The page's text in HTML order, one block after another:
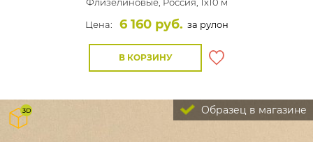
Цена:
6 160 руб. за рулон
В КОРЗИНУ
Образец в магазине